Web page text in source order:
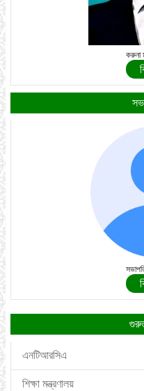
করুনা
এনটিআরসিএ
শিক্ষা মন্ত্রণালয়